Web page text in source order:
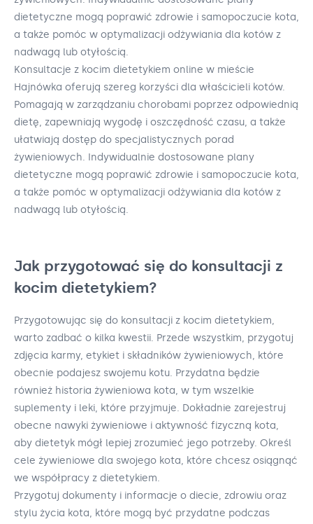
dietetyczne mogą poprawić zdrowie i samopoczucie kota,
a także pomóc w optymalizacji odżywiania dla kotów z
nadwagą lub otyłością.
Konsultacje z kocim dietetykiem online w mieście
Hajnówka oferują szereg korzyści dla właścicieli kotów.
Pomagają w zarządzaniu chorobami poprzez odpowiednią
dietę, zapewniają wygodę i oszczędność czasu, a także
ułatwiają dostęp do specjalistycznych porad
żywieniowych. Indywidualnie dostosowane plany
dietetyczne mogą poprawić zdrowie i samopoczucie kota,
a także pomóc w optymalizacji odżywiania dla kotów z
nadwagą lub otyłością.
Jak przygotować się do konsultacji z
kocim dietetykiem?
Przygotowując się do konsultacji z kocim dietetykiem,
warto zadbać o kilka kwestii. Przede wszystkim, przygotuj
zdjęcia karmy, etykiet i składników żywieniowych, które
obecnie podajesz swojemu kotu. Przydatna będzie
również historia żywieniowa kota, w tym wszelkie
suplementy i leki, które przyjmuje. Dokładnie zarejestruj
obecne nawyki żywieniowe i aktywność fizyczną kota,
aby dietetyk mógł lepiej zrozumieć jego potrzeby. Określ
cele żywieniowe dla swojego kota, które chcesz osiągnąć
we współpracy z dietetykiem.
Przygotuj dokumenty i informacje o diecie, zdrowiu oraz
stylu życia kota, które mogą być przydatne podczas